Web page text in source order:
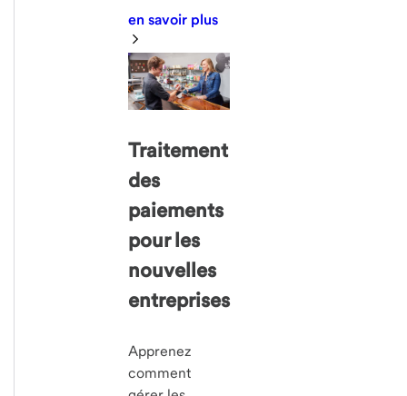
en savoir plus
Traitement
des
paiements
pour les
nouvelles
entreprises
Apprenez
comment